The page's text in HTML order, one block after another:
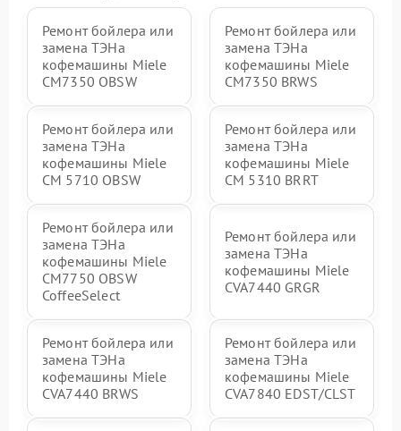
Ремонт бойлера или
замена ТЭНа
кофемашины Miele
CM7350 OBSW
Ремонт бойлера или
замена ТЭНа
кофемашины Miele
CM7350 BRWS
Ремонт бойлера или
замена ТЭНа
кофемашины Miele
CM 5710 OBSW
Ремонт бойлера или
замена ТЭНа
кофемашины Miele
CM 5310 BRRT
Ремонт бойлера или
замена ТЭНа
кофемашины Miele
CM7750 OBSW
CoffeeSelect
Ремонт бойлера или
замена ТЭНа
кофемашины Miele
CVA7440 GRGR
Ремонт бойлера или
замена ТЭНа
кофемашины Miele
CVA7440 BRWS
Ремонт бойлера или
замена ТЭНа
кофемашины Miele
CVA7840 EDST/CLST